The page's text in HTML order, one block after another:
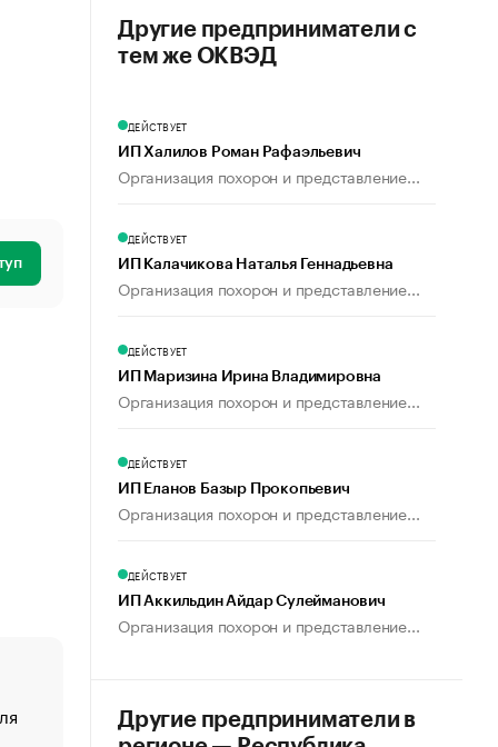
«От спорта тело стареет иначе». Как живет глава
создавшей GTA
Другие предприниматели с
тем же ОКВЭД
ДЕЙСТВУЕТ
ИП Халилов Роман Рафаэльевич
Организация похорон и представление...
ДЕЙСТВУЕТ
ИП Калачикова Наталья Геннадьевна
Организация похорон и представление...
ДЕЙСТВУЕТ
ИП Маризина Ирина Владимировна
Организация похорон и представление...
ДЕЙСТВУЕТ
ИП Еланов Базыр Прокопьевич
Организация похорон и представление...
ДЕЙСТВУЕТ
ИП Аккильдин Айдар Сулейманович
Организация похорон и представление...
Другие предприниматели в